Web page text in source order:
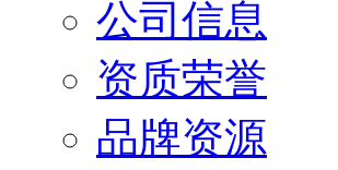
公司信息
资质荣誉
品牌资源